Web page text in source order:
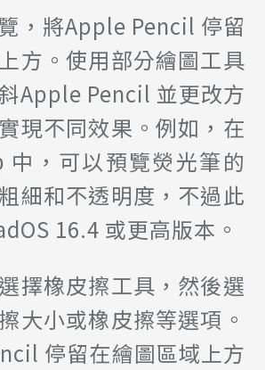
，將Apple Pencil 停留
方。使用部分繪圖工具
Apple Pencil 並更改方
現不同效果。例如，在
中，可以預覽熒光筆的
細和不透明度，不過此
16.4 或更高版本。
擇橡皮擦工具，然後選
大小或橡皮擦等選項。
停留在繪圖區域上方